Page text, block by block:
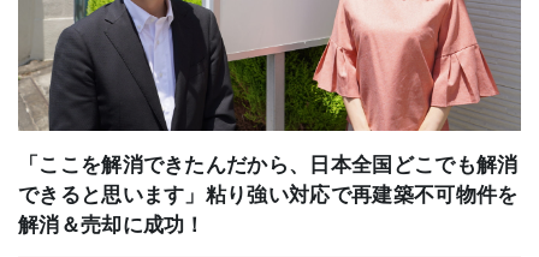
「ここを解消できたんだから、日本全国どこでも解消
できると思います」粘り強い対応で再建築不可物件を
解消＆売却に成功！